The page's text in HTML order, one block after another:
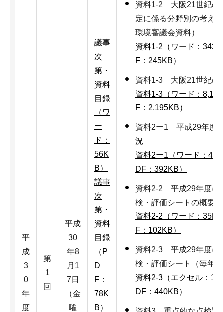
平
成
3
0
年
度
第
1
回
平成
30
年8
月1
7日
（金
曜
議事
次
第・
資料
目録
（ワ
ー
ド：
56K
B）
議事
次
第・
資料
目録
（P
D
F：
78K
B）
資料1-2 大阪21世紀の
定に係る分野別の考え
環境審議会資料）
資料1-2（ワード：
F：245KB）
資料1-3 大阪21世紀の
資料1-3（ワード：
F：2,195KB）
資料2ー1 平成29年度
況
資料2ー1（ワード：
DF：392KB）
資料2-2 平成29年度に
検・評価シートの概要
資料2-2（ワード：
F：102KB）
資料2-3 平成29年度に
検・評価シート（毎年
資料2-3（エクセル：
DF：440KB）